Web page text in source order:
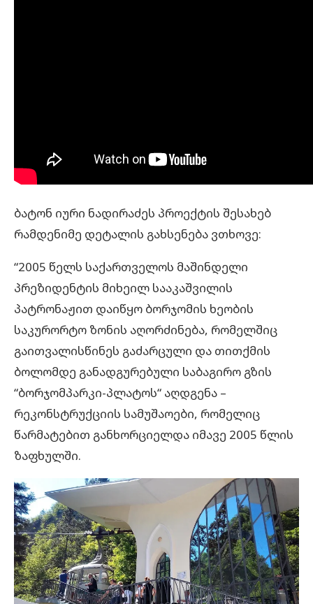
ბატონ იური ნადირაძეს პროექტის შესახებ
რამდენიმე დეტალის გახსენება ვთხოვე:
“2005 წელს საქართველოს მაშინდელი
პრეზიდენტის მიხეილ სააკაშვილის
პატრონაჟით დაიწყო ბორჯომის ხეობის
საკურორტო ზონის აღორძინება, რომელშიც
გაითვალისწინეს გაძარცული და თითქმის
ბოლომდე განადგურებული საბაგირო გზის
“ბორჯომპარკი-პლატოს“ აღდგენა –
რეკონსტრუქციის სამუშაოები, რომელიც
წარმატებით განხორციელდა იმავე 2005 წლის
ზაფხულში.